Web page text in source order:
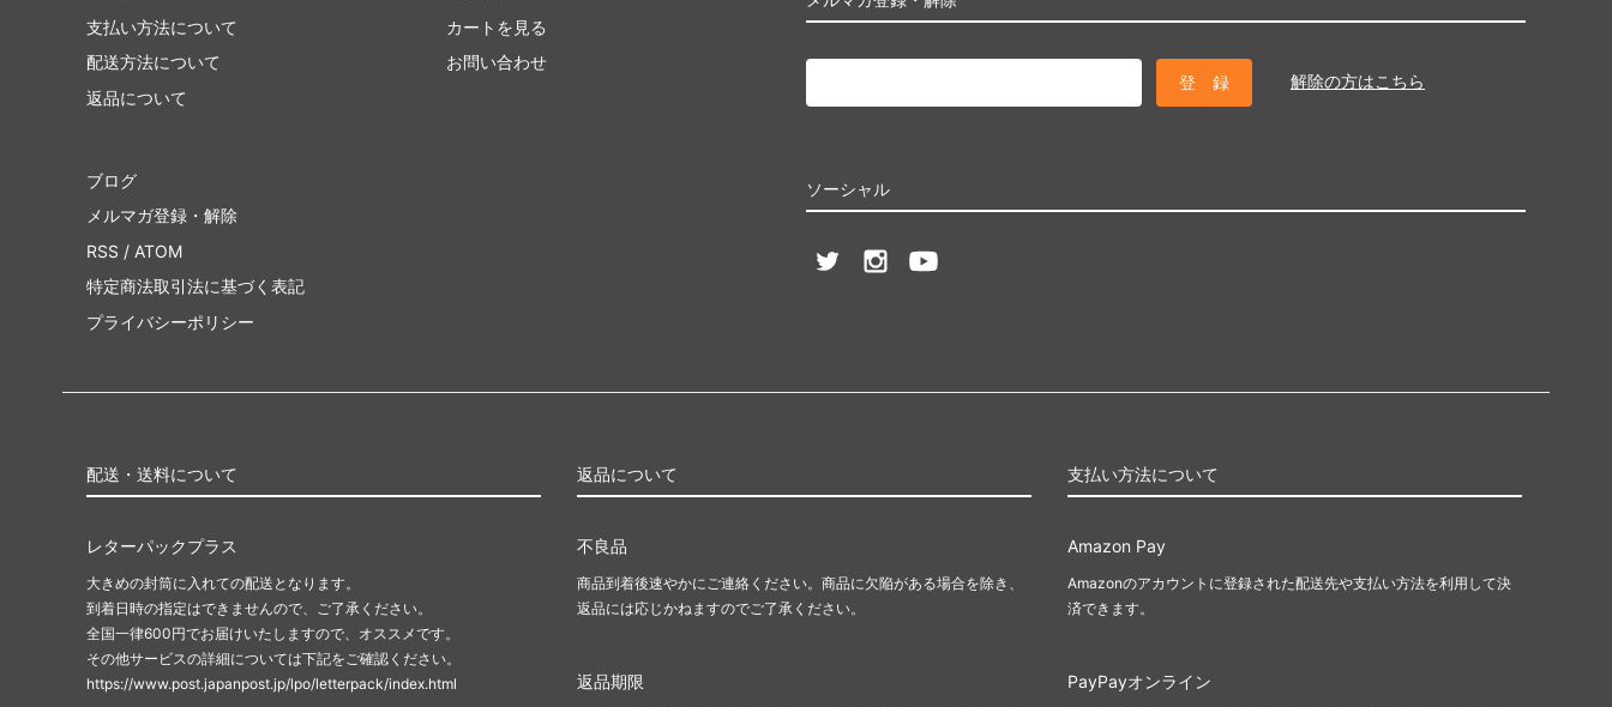
解除の方はこちら
支払い方法について
配送方法について
返品について
カートを見る
お問い合わせ
ソーシャル
ブログ
メルマガ登録・解除
RSS / ATOM
特定商法取引法に基づく表記
プライバシーポリシー
配送・送料について
レターパックプラス
大きめの封筒に入れての配送となります。
到着日時の指定はできませんので、ご了承ください。
全国一律600円でお届けいたしますので、オススメです。
その他サービスの詳細については下記をご確認ください。
https://www.post.japanpost.jp/lpo/letterpack/index.html
返品について
不良品
商品到着後速やかにご連絡ください。商品に欠陥がある場合を除き、
返品には応じかねますのでご了承ください。
返品期限
支払い方法について
Amazon Pay
Amazonのアカウントに登録された配送先や支払い方法を利用して決
済できます。
PayPayオンライン